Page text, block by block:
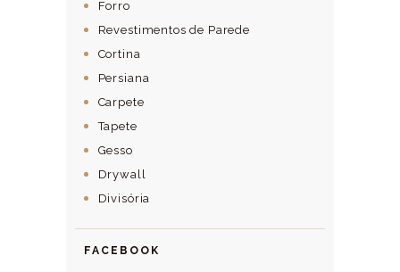
Forro
Revestimentos de Parede
Cortina
Persiana
Carpete
Tapete
Gesso
Drywall
Divisória
FACEBOOK